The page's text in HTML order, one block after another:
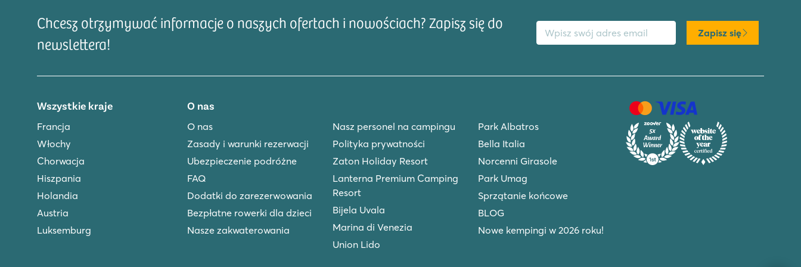
ścieżką fitness. Wybierz się na przejażdżkę rowerową wokół jeziora, odkryj
meandrującą dolinę Semois i Mozy w pobliżu kempingu lub łów ryby w jeziorze. W
pobliżu znajduje się również zoo i muzeum leśne (Musée de la Forêt). Lac des Vieilles
atrakcjami, których oczekujesz od najlepszych wakacji, pozwalając w pełni cieszyć się
Chcesz otrzymywać informacje o naszych ofertach i nowościach? Zapisz się do
newslettera!
Adres email
Zapisz się
Wszystkie kraje
Francja
Włochy
Chorwacja
Hiszpania
Holandia
Austria
Luksemburg
O nas
O nas
Zasady i warunki rezerwacji
Ubezpieczenie podróżne
FAQ
Dodatki do zarezerwowania
Bezpłatne rowerki dla dzieci
Nasze zakwaterowania
Nasz personel na campingu
Polityka prywatności
Zaton Holiday Resort
Lanterna Premium Camping
Resort
Bijela Uvala
Marina di Venezia
Union Lido
Park Albatros
Bella Italia
Norcenni Girasole
Park Umag
Sprzątanie końcowe
BLOG
Nowe kempingi w 2026 roku!